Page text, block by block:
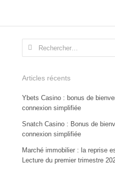
Rechercher :
Articles récents
Ybets Casino : bonus de
connexion simplifiée
Snatch Casino : Bonus de
connexion simplifiée
Marché immobilier : la reprise
Lecture du premier trimestre